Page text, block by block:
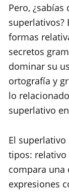
Pero,
superlativos?
formas
secretos
dominar su
ortografía y
lo
superlativo
El
tipos: relativo
compara una
expresiones